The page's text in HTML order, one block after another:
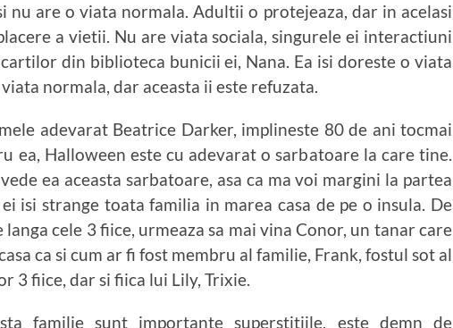
nu are o viata normala. Adultii o protejeaza, dar in acelasi
a vietii. Nu are viata sociala, singurele ei interactiuni
din biblioteca bunicii ei, Nana. Ea isi doreste o viata
normala, dar aceasta ii este refuzata.
adevarat Beatrice Darker, implineste 80 de ani tocmai
ea, Halloween este cu adevarat o sarbatoare la care tine.
ea aceasta sarbatoare, asa ca ma voi margini la partea
isi strange toata familia in marea casa de pe o insula. De
langa cele 3 fiice, urmeaza sa mai vina Conor, un tanar care
ca si cum ar fi fost membru al familie, Frank, fostul sot al
3 fiice, dar si fiica lui Lily, Trixie.
familie sunt importante superstitiile, este demn de